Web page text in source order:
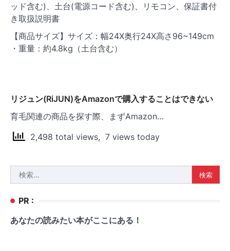
ッド含む)、土台(電源コード含む)、リモコン、保証書付
き取扱説明書
【商品サイズ】サイズ：幅24X奥行24X高さ96~149cm
・重量：約4.8kg（土台含む）
リジュン(RiJUN)をAmazonで購入することはできない
育毛関連の商品を探す際、まずAmazon…
2,498 total views, 7 views today
索:
PR :
あなたの読みたい本がここにある！